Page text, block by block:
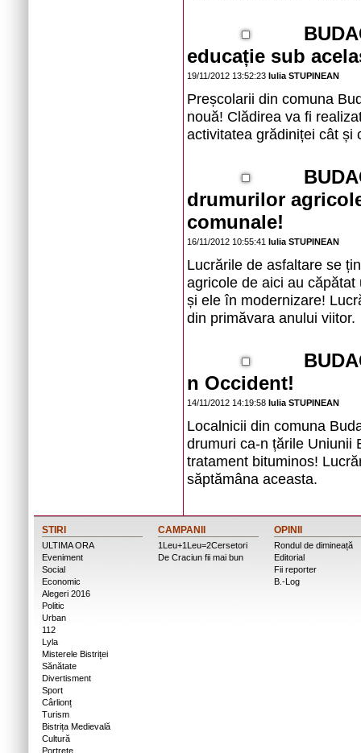
educație sub
19/11/2012 13:52:23 Iulia STUPINEAN
Preșcolarii din comuna
nouă! Clădirea va fi
activitatea grădiniței cât și
drumurilor
comunale!
16/11/2012 10:55:41 Iulia STUPINEAN
Lucrările de asfaltare se
agricole de aici au
și ele în modernizare!
din primăvara anului viitor.
n Occident!
14/11/2012 14:19:58 Iulia STUPINEAN
Localnicii din comuna
drumuri ca-n țările Uniunii
tratament bituminos!
săptămâna aceasta.
STIRI
ULTIMA ORA
Eveniment
Social
Economic
Alegeri 2016
Politic
Urban
112
Lyla
Misterele Bistriței
Sănătate
Divertisment
Sport
Cârlionț
Turism
Bistrița Medievală
Cultură
Portrete
CAMPANII
1Leu+1Leu=2Cersetori
De Craciun fii mai bun
OPINII
Rondul de dimineață
Editorial
Fii reporter
B.-Log